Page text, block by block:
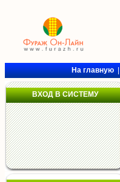
На главную
ВХОД В СИСТЕМУ